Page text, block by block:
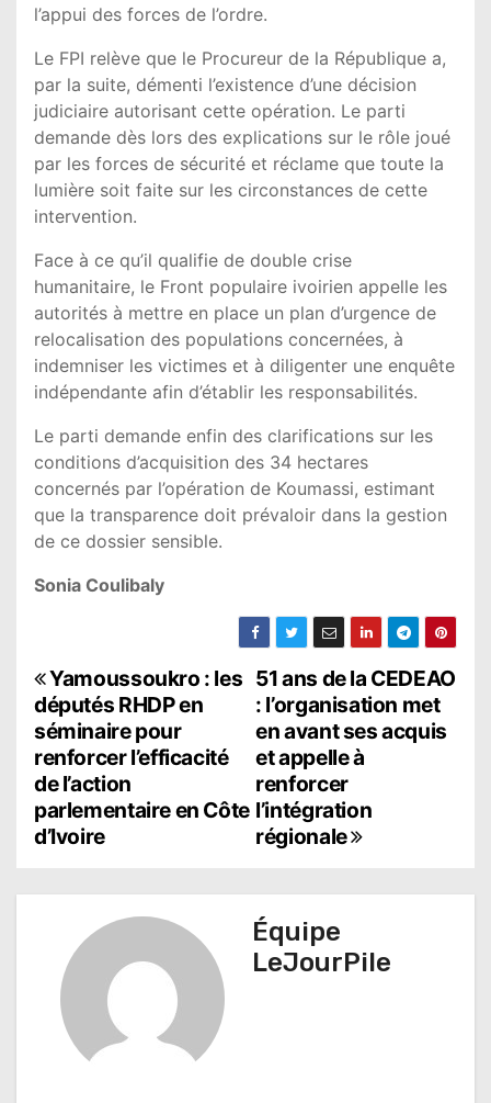
l’appui des forces de l’ordre.
Le FPI relève que le Procureur de la République a,
par la suite, démenti l’existence d’une décision
judiciaire autorisant cette opération. Le parti
demande dès lors des explications sur le rôle joué
par les forces de sécurité et réclame que toute la
lumière soit faite sur les circonstances de cette
intervention.
Face à ce qu’il qualifie de double crise
humanitaire, le Front populaire ivoirien appelle les
autorités à mettre en place un plan d’urgence de
relocalisation des populations concernées, à
indemniser les victimes et à diligenter une enquête
indépendante afin d’établir les responsabilités.
Le parti demande enfin des clarifications sur les
conditions d’acquisition des 34 hectares
concernés par l’opération de Koumassi, estimant
que la transparence doit prévaloir dans la gestion
de ce dossier sensible.
Sonia Coulibaly
N
a
v
i
g
a
51 ans de la CEDEAO
: l’organisation met
en avant ses acquis
et appelle à
renforcer
l’intégration
régionale
Yamoussoukro : les
députés RHDP en
séminaire pour
renforcer l’efficacité
de l’action
parlementaire en Côte
d’Ivoire
Équipe
LeJourPile